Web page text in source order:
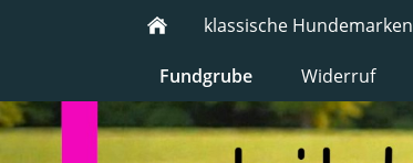
klassische Hundemarken
Fundgrube Widerruf